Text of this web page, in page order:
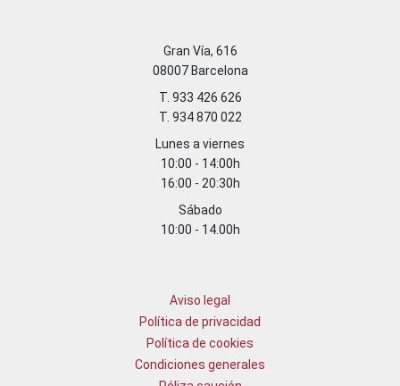
Gran Vía, 616
08007 Barcelona
T. 933 426 626
T. 934 870 022
Lunes a viernes
10:00 - 14:00h
16:00 - 20:30h
Sábado
10:00 - 14.00h
Aviso legal
Política de privacidad
Política de cookies
Condiciones generales